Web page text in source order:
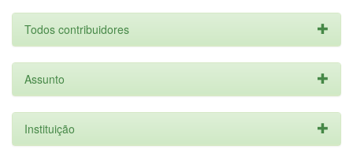
Todos contribuidores
Assunto
Instituição